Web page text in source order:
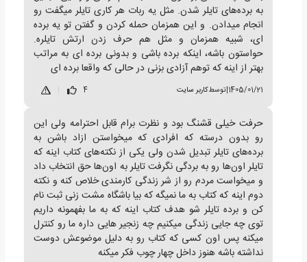
به برده‌های تایلر شدن. مثل یه ربات هر کاری تایلر میگفت رو
انجام میدادن. و این همزمان حمله کردن و گفتن تو یه برده
ای، شبیه همزمان و مثل هم حرف زدن ارتش تایلره.
حواستون باشه، اینکه برده باشی و بدونی برده ای به مراتب
بهتر از اینه که توهم آزادی بزنی در حالی که واقعا برده ای
1405/01/21
|توسطکاربر سایت 4
حرفت خیلی قشنگ بود و نظرت برام قابل احترامه ولی این
رو بدون درسته که افرادی که میخواستن ازاد باشن به
برده‌های تایلر تبدیل شدن ولی یکی از نکته‌های کتاب اینه که
تایلر اون‌ها رو به بردگی نگرفت تایلر به اون‌ها حق انتخاب داد
و میخواست مردم رو از شر زندگی کارمندی خلاص کنه و نکته
دوم اینه که کتاب به ما نمیگه که بیا باشگاه مشت زنی ثبت نام
کن و برده تایلر شو هدف کتاب اینه که به ما بفهمونه داریم
توی چه جایی زندگی میکنیم چه زنجیر هایی داره ما رو کنترل
میکنه پس اون کسی که کتاب رو به دلیل موضوعش دوست
نداشته باشه هنوز داخل چهار چوب فکر میکنه